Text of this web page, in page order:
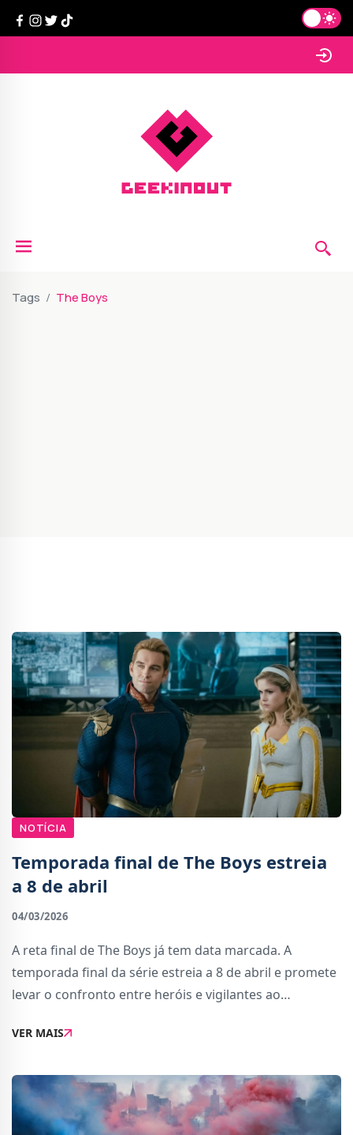
Tags The Boys
NOTÍCIA
Temporada final de The Boys estreia
a 8 de abril
04/03/2026
A reta final de The Boys já tem data marcada. A
temporada final da série estreia a 8 de abril e promete
levar o confronto entre heróis e vigilantes ao
violência, sátira e reviravoltas intensas, a
VER MAIS